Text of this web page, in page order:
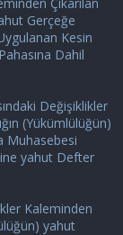
Çıkarılan
Gerçeğe
Kesin
Dahil
Değişiklikler
(Yükümlülüğün)
Muhasebesi
yahut Defter
Kaleminden
yahut